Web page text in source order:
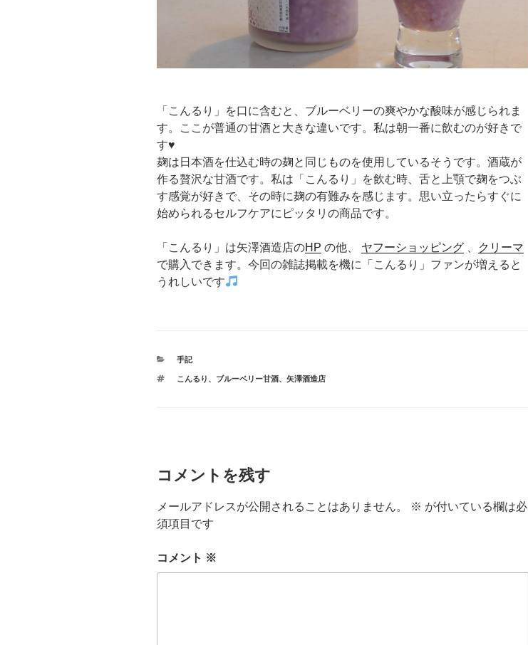
「こんるり」を口に含むと、ブルーベリーの爽やかな酸味が感じられま
す。ここが普通の甘酒と大きな違いです。私は朝一番に飲むのが好きで
す♥️
麹は日本酒を仕込む時の麹と同じものを使用しているそうです。酒蔵が
作る贅沢な甘酒です。私は「こんるり」を飲む時、舌と上顎で麹をつぶ
す感覚が好きで、その時に麹の有難みを感じます。思い立ったらすぐに
始められるセルフケアにピッタリの商品です。
「こんるり」は矢澤酒造店のHP の他、 ヤフーショッピング
クリーマ
で購入できます。今回の雑誌掲載を機に「こんるり」ファンが増えると
うれしいです
カ
ゴ
手記
タ
こんるり 、 ブルーベリー甘酒、 矢澤酒造店
コメントを残す
メールアドレスが公開されることはありません。 ※ が付いている欄は必
須項目です
コメント ※